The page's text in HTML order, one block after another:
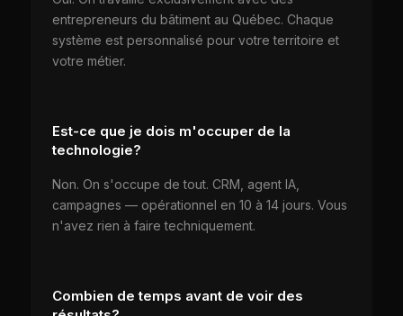
entrepreneurs du bâtiment au Québec. Chaque
système est personnalisé pour votre territoire et
votre métier.
Est-ce que je dois m'occuper de la
technologie?
Non. On s'occupe de tout. CRM, agent IA,
campagnes — opérationnel en 10 à 14 jours. Vous
n'avez rien à faire techniquement.
Combien de temps avant de voir des